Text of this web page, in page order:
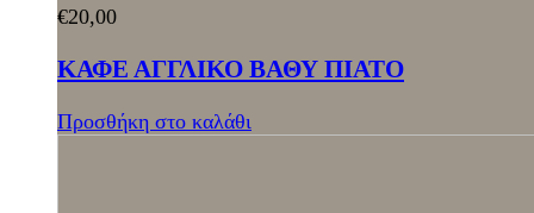
€20,00
ΚΑΦΕ ΑΓΓΛΙΚΟ ΒΑΘΥ ΠΙΑΤΟ
Προσθήκη στο καλάθι